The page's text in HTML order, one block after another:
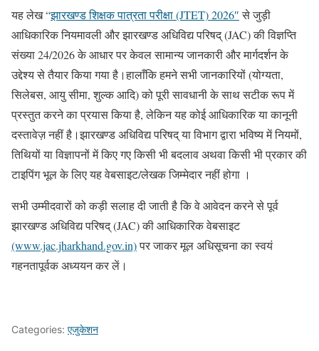
यह लेख “झारखण्ड शिक्षक पात्रता परीक्षा (JTET) 2026″से जुड़ी
आधिकारिक नियमावली और झारखण्ड अधिविद्य परिषद् (JAC) की विज्ञप्ति
संख्या 24/2026 के आधार पर केवल सामान्य जानकारी और मार्गदर्शन के
उद्देश्य से तैयार किया गया है।हालाँकि हमने सभी जानकारियों (योग्यता,
सिलेबस, आयु सीमा, शुल्क आदि) को पूरी सावधानी के साथ सटीक रूप में
प्रस्तुत करने का प्रयास किया है, लेकिन यह कोई आधिकारिक या कानूनी
दस्तावेज़ नहीं है।झारखण्ड अधिविद्य परिषद् या विभाग द्वारा भविष्य में नियमों,
तिथियों या विज्ञापनों में किए गए किसी भी बदलाव अथवा किसी भी प्रकार की
टाइपिंग भूल के लिए यह वेबसाइट/लेखक जिम्मेदार नहीं होगा ।
सभी उम्मीदवारों को कड़ी सलाह दी जाती है कि वे आवेदन करने से पूर्व
झारखण्ड अधिविद्य परिषद् (JAC) की आधिकारिक वेबसाइट
(www.jac.jharkhand.gov.in)पर जाकर मूल अधिसूचना का स्वयं
गहनतापूर्वक अध्ययन कर लें।
Categories: एजुकेशन